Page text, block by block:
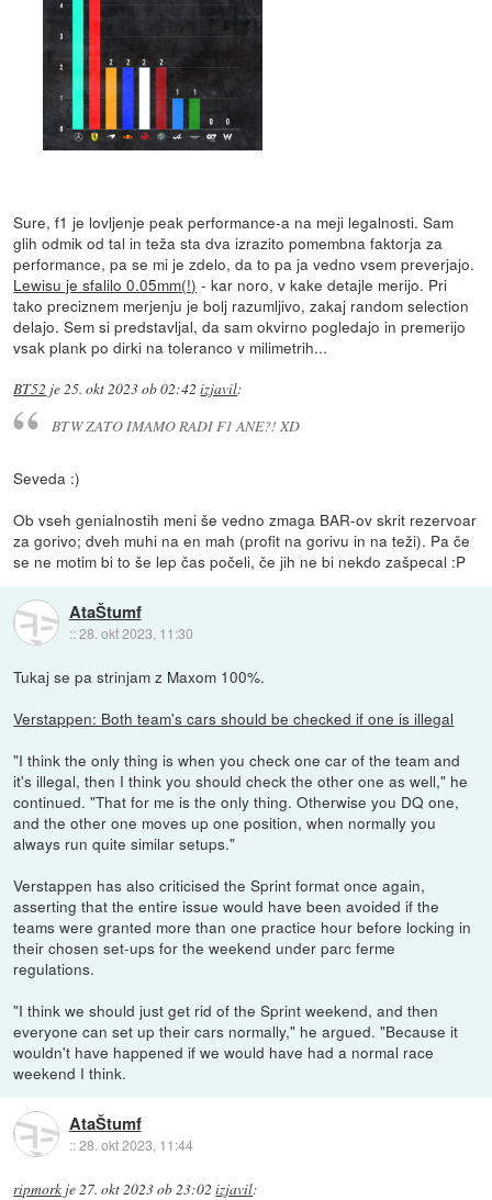
Sure, f1 je lovljenje peak performance-a na meji legalnosti. Sam
glih odmik od tal in teža sta dva izrazito pomembna faktorja za
performance, pa se mi je zdelo, da to pa ja vedno vsem preverjajo.
Lewisu je sfalilo 0.05mm(!) - kar noro, v kake detajle merijo. Pri
tako preciznem merjenju je bolj razumljivo, zakaj random selection
delajo. Sem si predstavljal, da sam okvirno pogledajo in premerijo
vsak plank po dirki na toleranco v milimetrih...
BT52 je25. okt 2023 ob 02:42 izjavil:
BTW ZATO IMAMO RADI F1 ANE?! XD
Seveda :)
Ob vseh genialnostih meni še vedno zmaga BAR-ov skrit rezervoar
za gorivo; dveh muhi na en mah (profit na gorivu in na teži). Pa če
se ne motim bi to še lep čas počeli, če jih ne bi nekdo zašpecal :P
AtaŠtumf
::28. okt 2023, 11:30
Tukaj se pa strinjam z Maxom 100%.
Verstappen: Both team's cars should be checked if one is illegal
"I think the only thing is when you check one car of the team and
it's illegal, then I think you should check the other one as well," he
continued. "That for me is the only thing. Otherwise you DQ one,
and the other one moves up one position, when normally you
always run quite similar setups."
Verstappen has also criticised the Sprint format once again,
asserting that the entire issue would have been avoided if the
teams were granted more than one practice hour before locking in
their chosen set-ups for the weekend under parc ferme
regulations.
"I think we should just get rid of the Sprint weekend, and then
everyone can set up their cars normally," he argued. "Because it
wouldn't have happened if we would have had a normal race
weekend I think.
AtaŠtumf
::28. okt 2023, 11:44
ripmork je 27. okt 2023 ob 23:02 izjavil: